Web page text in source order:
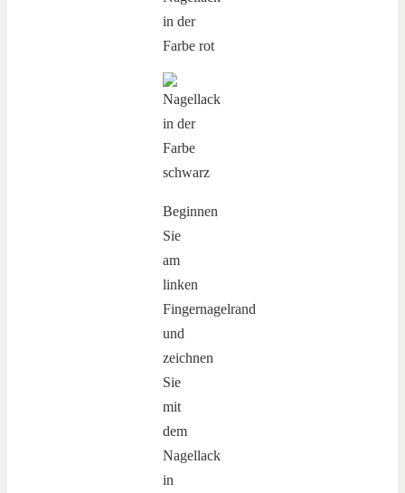
Beginnen
Sie
am
linken
Fingernagelrand
und
zeichnen
Sie
mit
dem
Nagellack
in